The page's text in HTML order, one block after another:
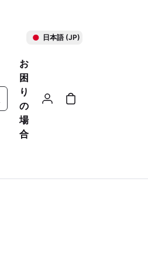
日本語 (JP)
お
困
り
の
場
合